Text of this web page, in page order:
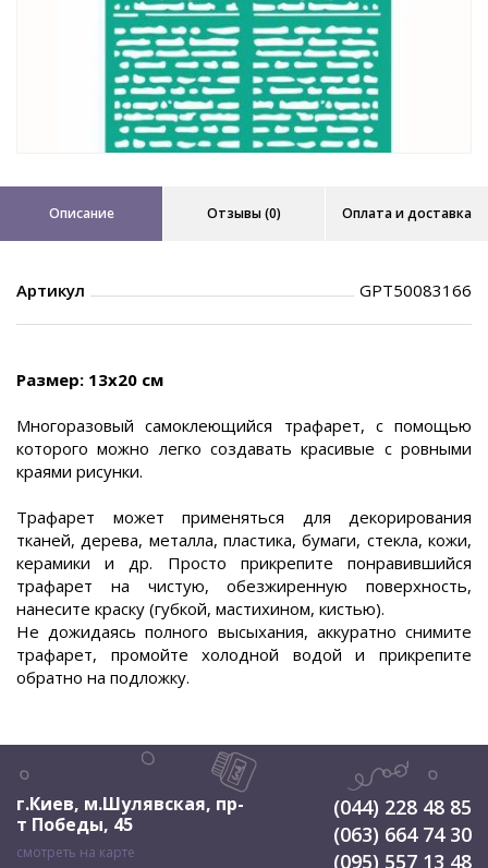
Описание Отзывы (0) Оплата и доставка
Артикул GPТ50083166
Размер: 13х20 см
Многоразовый самоклеющийся трафарет, с помощью
которого можно легко создавать красивые с ровными
краями рисунки.
Трафарет может применяться для декорирования
тканей, дерева, металла, пластика, бумаги, стекла, кожи,
керамики и др. Просто прикрепите понравившийся
трафарет на чистую, обезжиренную поверхность,
нанесите краску (губкой, мастихином, кистью).
Не дожидаясь полного высыхания, аккуратно снимите
трафарет, промойте холодной водой и прикрепите
обратно на подложку.
г.Киев, м.Шулявская, пр-
т Победы, 45
смотреть на карте
(044) 228 48 85
(063) 664 74 30
(095) 557 13 48